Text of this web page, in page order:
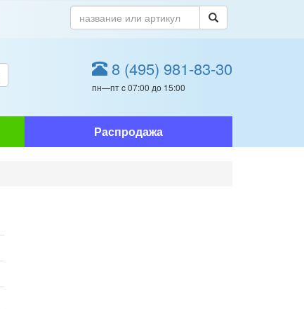
8 (495) 981-83-30
пн—пт c 07:00 до 15:00
Распродажа